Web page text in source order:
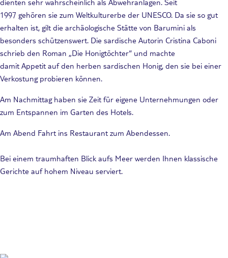
1997 gehören sie zum Weltkulturerbe der UNESCO. Da sie so gut
erhalten ist, gilt die archäologische Stätte von Barumini als
besonders schützenswert. Die sardische Autorin Cristina Caboni
schrieb den Roman „Die Honigtöchter“ und machte
damit Appetit auf den herben sardischen Honig, den sie bei einer
Verkostung probieren können.
Am Nachmittag haben sie Zeit für eigene Unternehmungen oder
zum Entspannen im Garten des Hotels.
Am Abend Fahrt ins Restaurant zum Abendessen.
Bei einem traumhaften Blick aufs Meer werden Ihnen klassische
Gerichte auf hohem Niveau serviert.